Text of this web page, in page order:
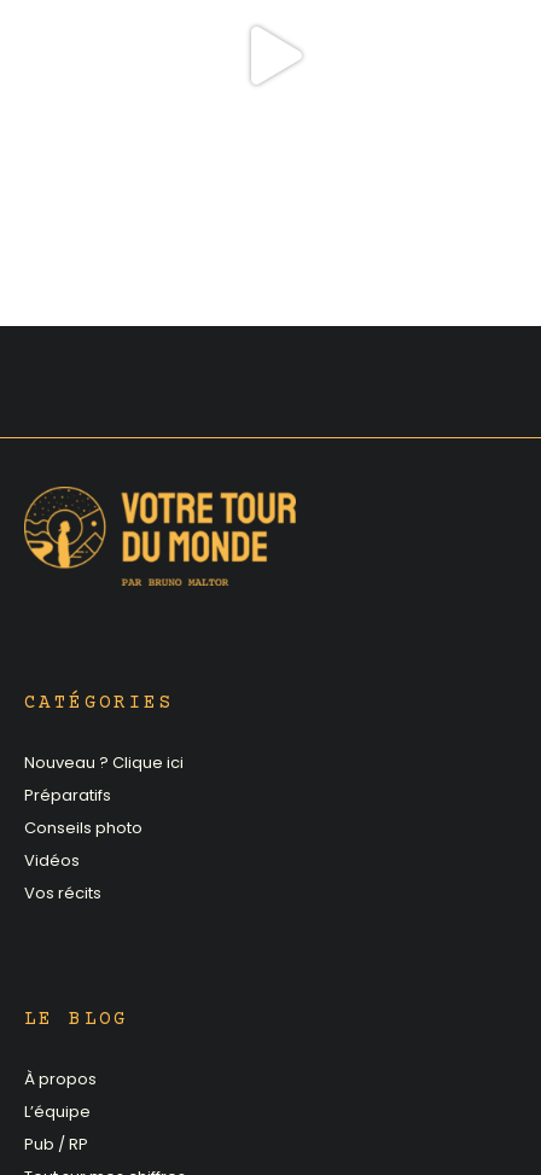
CATÉGORIES
Nouveau ? Clique ici
Préparatifs
Conseils photo
Vidéos
Vos récits
LE BLOG
À propos
L’équipe
Pub / RP